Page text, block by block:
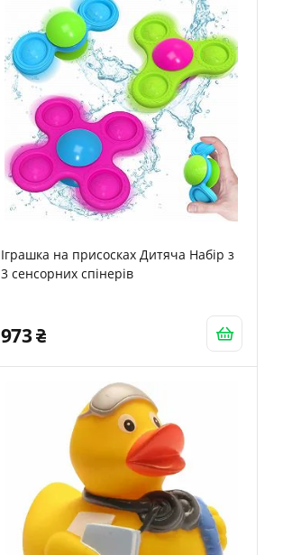
Іграшка на присосках Дитяча Набір з
3 сенсорних спінерів
973